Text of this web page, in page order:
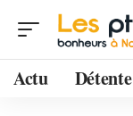
Actu Détente